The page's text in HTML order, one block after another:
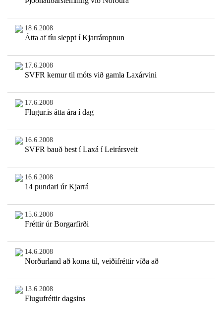
18.6.2008
Átta af tíu sleppt í Kjarráropnun
17.6.2008
SVFR kemur til móts við gamla Laxárvini
17.6.2008
Flugur.is átta ára í dag
16.6.2008
SVFR bauð best í Laxá í Leirársveit
16.6.2008
14 pundari úr Kjarrá
15.6.2008
Fréttir úr Borgarfirði
14.6.2008
Norðurland að koma til, veiðifréttir víða að
13.6.2008
Flugufréttir dagsins